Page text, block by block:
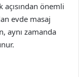
önemli
evde masaj
aynı zamanda